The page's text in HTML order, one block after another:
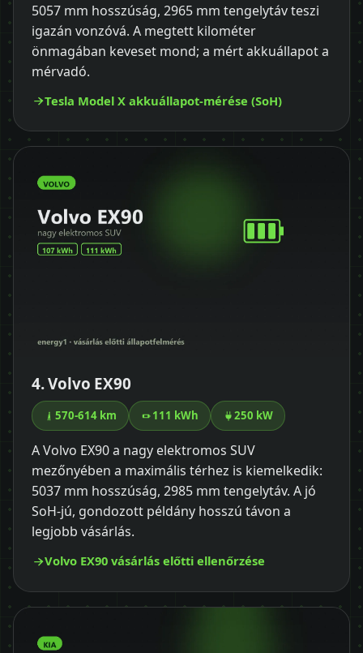
5057 mm hosszúság, 2965 mm tengelytáv teszi
igazán vonzóvá. A megtett kilométer
önmagában keveset mond; a mért akkuállapot a
mérvadó.
Tesla Model X akkuállapot-mérése (SoH)
4. Volvo EX90
570-614 km 111 kWh 250 kW
A Volvo EX90 a nagy elektromos SUV
mezőnyében a maximális térhez is kiemelkedik:
5037 mm hosszúság, 2985 mm tengelytáv. A jó
SoH-jú, gondozott példány hosszú távon a
legjobb vásárlás.
Volvo EX90 vásárlás előtti ellenőrzése